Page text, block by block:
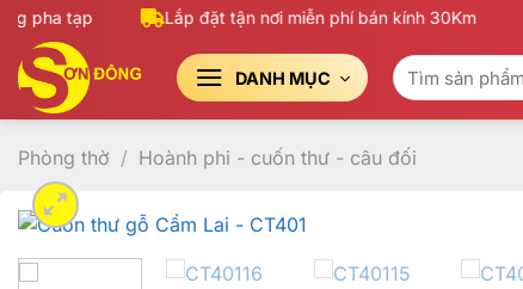
Bỏ
nội
dung
pha tạp Lắp đặt tận nơi miễn phí bán kính 30Km
DANH MỤC
Tìm
kiếm:
Phòng thờ / Hoành phi - cuốn thư - câu đối